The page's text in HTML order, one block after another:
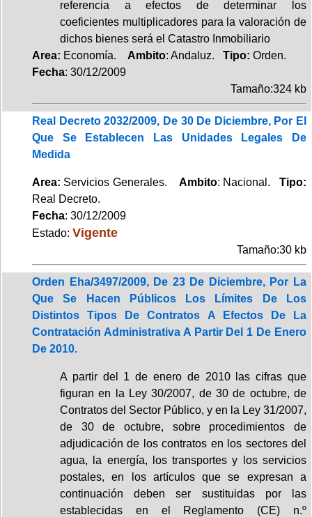
referencia a efectos de determinar los
coeficientes multiplicadores para la valoración de
dichos bienes será el Catastro Inmobiliario
Area: Economía. Ambito: Andaluz. Tipo: Orden.
Fecha: 30/12/2009
Tamaño:324 kb
Real Decreto 2032/2009, De 30 De Diciembre, Por El
Que Se Establecen Las Unidades Legales De
Medida
Area: Servicios Generales. Ambito: Nacional.Tipo:
Real Decreto.
Fecha: 30/12/2009
Estado: Vigente
Tamaño:30 kb
Orden Eha/3497/2009, De 23 De Diciembre, Por La
Que Se Hacen Públicos Los Límites De Los
Distintos Tipos De Contratos A Efectos De La
Contratación Administrativa A Partir Del 1 De Enero
De 2010.
A partir del 1 de enero de 2010 las cifras que
figuran en la Ley 30/2007, de 30 de octubre, de
Contratos del Sector Público, y en la Ley 31/2007,
de 30 de octubre, sobre procedimientos de
adjudicación de los contratos en los sectores del
agua, la energía, los transportes y los servicios
postales, en los artículos que se expresan a
continuación deben ser sustituidas por las
establecidas en el Reglamento (CE) n.º